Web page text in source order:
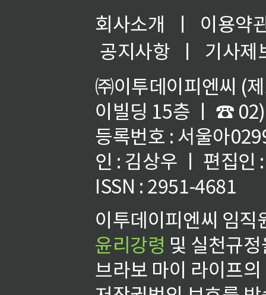
회사소개 ㅣ
이용약
공지사항
ㅣ
기사제
㈜이투데이피엔씨 (
이빌딩 15층 ㅣ ☎
등록번호 : 서울아
인 : 김상우 ㅣ 편집인
ISSN : 2951-4681
이투데이피엔씨 임
윤리강령 및 실천규
브라보 마이 라이프